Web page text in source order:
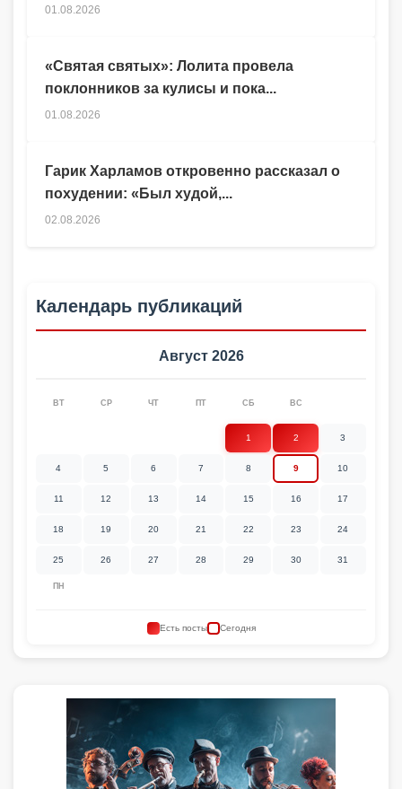
Гарик Харламов откровенно рассказал о
похудении: «Был худой,...
02.08.2026
01.08.2026
«Святая святых»: Лолита провела
поклонников за кулисы и пока...
01.08.2026
Календарь публикаций
Август 2026
ПН
ВТ СР ЧТ ПТ СБ ВС
1 2 3
4 5 6 7 8 9 10
11 12 13 14 15 16 17
18 19 20 21 22 23 24
25 26 27 28 29 30 31
Есть посты Сегодня